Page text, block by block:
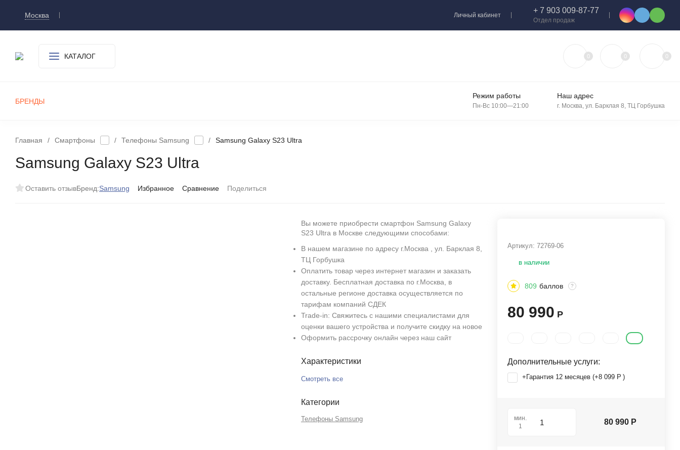
Москва Личный кабинет
+ 7 903 009-87-77
Отдел продаж
КАТАЛОГ 0 0 0
БРЕНДЫ
Режим работы
Пн-Вс 10:00—21:00
Наш адрес
г. Москва, ул. Барклая 8, ТЦ Горбушка
Главная / Смартфоны / Телефоны Samsung / Samsung Galaxy S23 Ultra
Samsung Galaxy S23 Ultra
Оставить отзывБренд:Samsung Избранное Сравнение Поделиться
Вы можете приобрести смартфон Samsung Galaxy
S23 Ultra в Москве следующими способами:
В нашем магазине по адресу г.Москва , ул. Барклая 8,
ТЦ Горбушка
Оплатить товар через интернет магазин и заказать
доставку. Бесплатная доставка по г.Москва, в
остальные регионе доставка осуществляется по
тарифам компаний СДЕК
Trade-in: Свяжитесь с нашими специалистами для
оценки вашего устройства и получите скидку на новое
Оформить рассрочку онлайн через наш сайт
Характеристики
Смотреть все
Категории
Телефоны Samsung
Артикул:72769-06
в наличии
809 баллов ?
80 990 Р
Дополнительные услуги:
+Гарантия 12 месяцев (+8 099 Р )
мин.
1
80 990 Р